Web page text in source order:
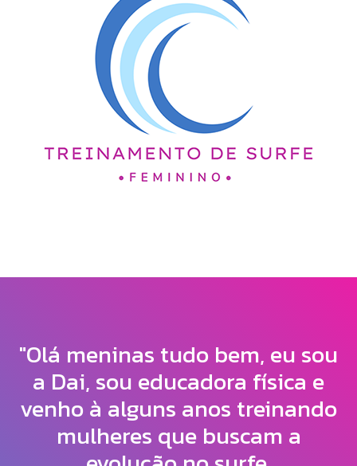
"Olá meninas tudo bem, eu sou
a Dai, sou educadora física e
venho à alguns anos treinando
mulheres que buscam a